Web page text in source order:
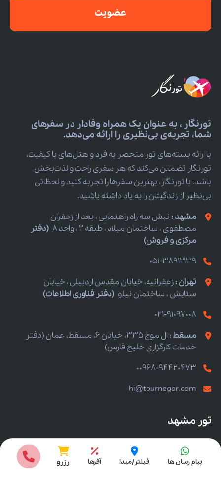
عضویت
تورنگار ، به عنوان یک همراه وفادار در سفرهای
شما، تجربه‌ی بی‌نظیری را ارائه می‌دهد.
با ارائه بسته‌های تور منحصر به فرد و هتل‌های با کیفیت،
تورنگار تضمین می‌کند که هر سفری راحت و لذت‌بخش
باشد. با تورنگار، بهترین سفرها را تجربه کنید و لحظاتی
بی‌نظیر از زندگیتان را به یاد داشته باشید.
مشهد : نبش سه راه راهنمایی ، بعد از زعفران
مصطفوی ، ساختمان میلاد ، طبقه 2 ، واحد 8
(دفتر
مرکزی و فروش)
051-38912139
تهران :زعفرانیه، خیابان مقدس اردبیلی ، خیابان
ستایش ، ساختمان نیلو (دفتر فناوری اطلاعات)
021-91097008
مسقط :
ال موج 335، خیابان 6، مسقط، عمان (دفتر
خدمات کارگزاری خلیج فارس)
00968-94420473
hi@tournegar.com
تور مشهد
تور مشهد
تور مشهد لحظه آخری
انتخاب مبدا
پیام رسان ها فیلتر/مبدا آفرها رزرو